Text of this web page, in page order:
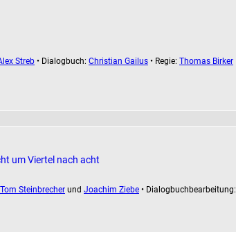
Streb • Dialogbuch: Christian Gailus • Regie: Thomas Birker
um Viertel nach acht
Tom Steinbrecher und Joachim Ziebe • Dialogbuchbearbeitung: